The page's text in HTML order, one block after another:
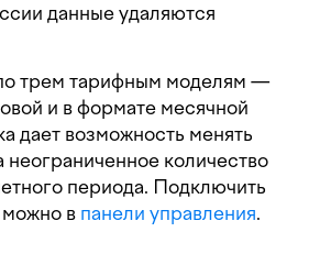
данные удаляются
трем тарифным моделям —
и в формате месячной
дает возможность менять
неограниченное количество
периода. Подключить
в панели управления.